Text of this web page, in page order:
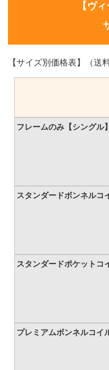
【ヴ
【サイズ別価格表】（送